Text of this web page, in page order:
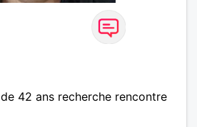
42 ans recherche rencontre